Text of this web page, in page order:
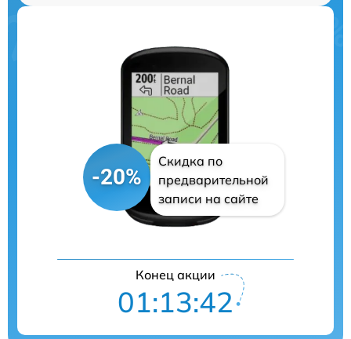
-20%
Скидка по
предварительной
записи на сайте
Конец акции
01:13:42